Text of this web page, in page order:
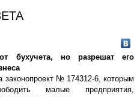
бухучета, но разрешат его
законопроект № 174312-6, которым
малые предприятия,